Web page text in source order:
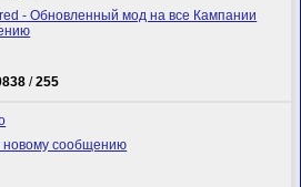
- Обновленный мод на все Кампании
/255